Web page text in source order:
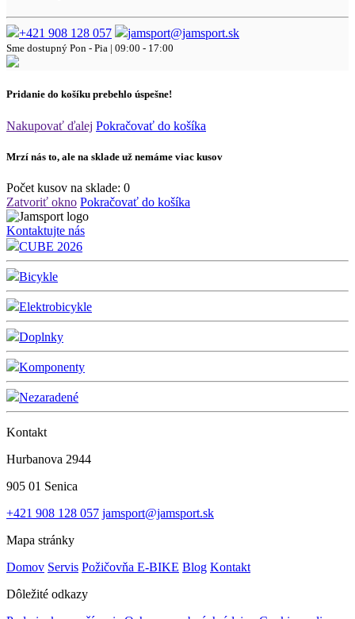
+421 908 128 057 jamsport@jamsport.sk
Sme dostupný Pon - Pia | 09:00 - 17:00
Pridanie do košíku prebehlo úspešne!
Nakupovať ďalej Pokračovať do košíka
Mrzí nás to, ale na sklade už nemáme viac kusov
Počet kusov na sklade: 0
Zatvoriť okno Pokračovať do košíka
Kontaktujte nás
CUBE 2026
Bicykle
Elektrobicykle
Doplnky
Komponenty
Nezaradené
Kontakt
Hurbanova 2944
905 01 Senica
+421 908 128 057 jamsport@jamsport.sk
Mapa stránky
Domov Servis Požičovňa E-BIKE Blog Kontakt
Dôležité odkazy